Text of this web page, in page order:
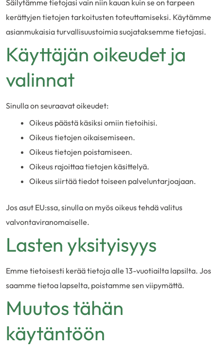
Säilytämme tietojasi vain niin kauan kuin se on tarpeen
kerättyjen tietojen tarkoitusten toteuttamiseksi. Käytämme
asianmukaisia turvallisuustoimia suojataksemme tietojasi.
Käyttäjän oikeudet ja
valinnat
Sinulla on seuraavat oikeudet:
Oikeus päästä käsiksi omiin tietoihisi.
Oikeus tietojen oikaisemiseen.
Oikeus tietojen poistamiseen.
Oikeus rajoittaa tietojen käsittelyä.
Oikeus siirtää tiedot toiseen palveluntarjoajaan.
Jos asut EU:ssa, sinulla on myös oikeus tehdä valitus
valvontaviranomaiselle.
Lasten yksityisyys
Emme tietoisesti kerää tietoja alle 13-vuotiailta lapsilta. Jos
saamme tietoa lapselta, poistamme sen viipymättä.
Muutos tähän
käytäntöön